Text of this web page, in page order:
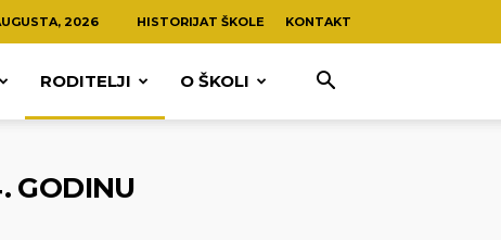
2026 HISTORIJAT ŠKOLE KONTAKT
RODITELJI O ŠKOLI
GODINU